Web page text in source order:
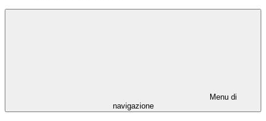
Menu di
navigazione